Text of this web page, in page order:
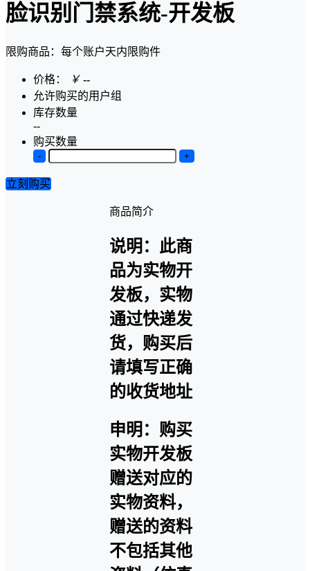
脸识别门禁系统-开发板
限购商品：每个账户天内 限购件
价格： ￥ --
允许购买的用户组
库存数量
--
购买数量
- +
立刻购买
商品简介
说明：此商
品为实物开
发板，实物
通过快递发
货，购买后
请填写正确
的收货地址
申明：购买
实物开发板
赠送对应的
实物资料，
赠送的资料
不包括其他